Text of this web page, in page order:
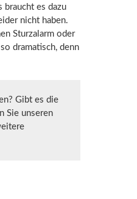
braucht es dazu
nicht haben.
Sturzalarm oder
dramatisch, denn
Gibt es die
Sie unseren